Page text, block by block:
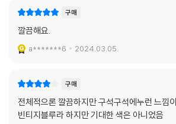
구매
깔끔해요.
a*******6 2024.03.05.
구매
전체적으론 깔끔하지만 구석구석에누런 느낌
빈티지블루라 하지만 기대한 색은 아니었음